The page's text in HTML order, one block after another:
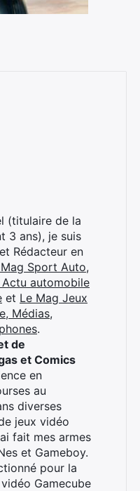
(titulaire de la
3 ans), je suis
Rédacteur en
Sport Auto,
automobile
et Le Mag Jeux
Médias,
.
de
et Comics
en
au
diverses
jeux vidéo
fait mes armes
et Gameboy.
pour la
Gamecube